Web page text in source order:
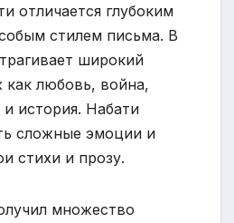
отличается глубоким
стилем письма. В
широкий
как любовь, война,
история. Набати
сложные эмоции и
стихи и прозу.
множество